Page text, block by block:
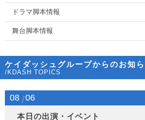
ドラマ脚本情報
舞台脚本情報
ケイダッシュグループからのお知
/KDASH TOPICS
08 06
本日の出演・イベント